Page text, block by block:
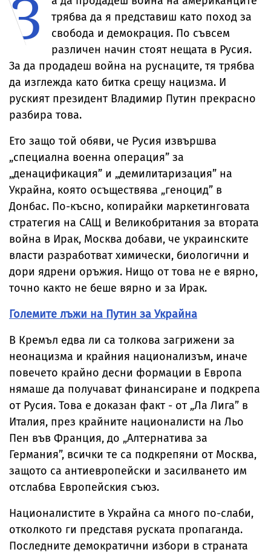
З
трябва да я представиш като поход за
свобода и демокрация. По съвсем
различен начин стоят нещата в Русия.
За да продадеш война на руснаците, тя трябва
да изглежда като битка срещу нацизма. И
руският президент Владимир Путин прекрасно
разбира това.
Ето защо той обяви, че Русия извършва
„специална военна операция” за
„денацификация” и „демилитаризация” на
Украйна, която осъществява „геноцид” в
Донбас. По-късно, копирайки маркетинговата
стратегия на САЩ и Великобритания за втората
война в Ирак, Москва добави, че украинските
власти разработват химически, биологични и
дори ядрени оръжия. Нищо от това не е вярно,
точно както не беше вярно и за Ирак.
Големите лъжи на Путин за Украйна
В Кремъл едва ли са толкова загрижени за
неонацизма и крайния национализъм, иначе
повечето крайно десни формации в Европа
нямаше да получават финансиране и подкрепа
от Русия. Това е доказан факт - от „Ла Лига” в
Италия, през крайните националисти на Льо
Пен във Франция, до „Алтернатива за
Германия”, всички те са подкрепяни от Москва,
защото са антиевропейски и засилването им
отслабва Европейския съюз.
Националистите в Украйна са много по-слаби,
отколкото ги представя руската пропаганда.
Последните демократични избори в страната